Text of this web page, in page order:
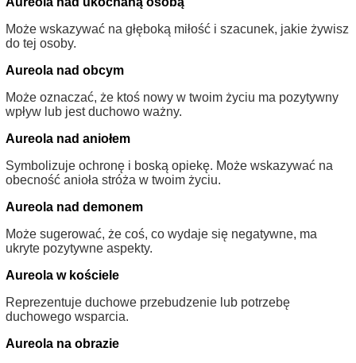
Może wskazywać na głęboką miłość i szacunek, jakie żywisz
do tej osoby.
Aureola nad obcym
Może oznaczać, że ktoś nowy w twoim życiu ma pozytywny
wpływ lub jest duchowo ważny.
Aureola nad aniołem
Symbolizuje ochronę i boską opiekę. Może wskazywać na
obecność anioła stróża w twoim życiu.
Aureola nad demonem
Może sugerować, że coś, co wydaje się negatywne, ma
ukryte pozytywne aspekty.
Aureola w kościele
Reprezentuje duchowe przebudzenie lub potrzebę
duchowego wsparcia.
Aureola na obrazie